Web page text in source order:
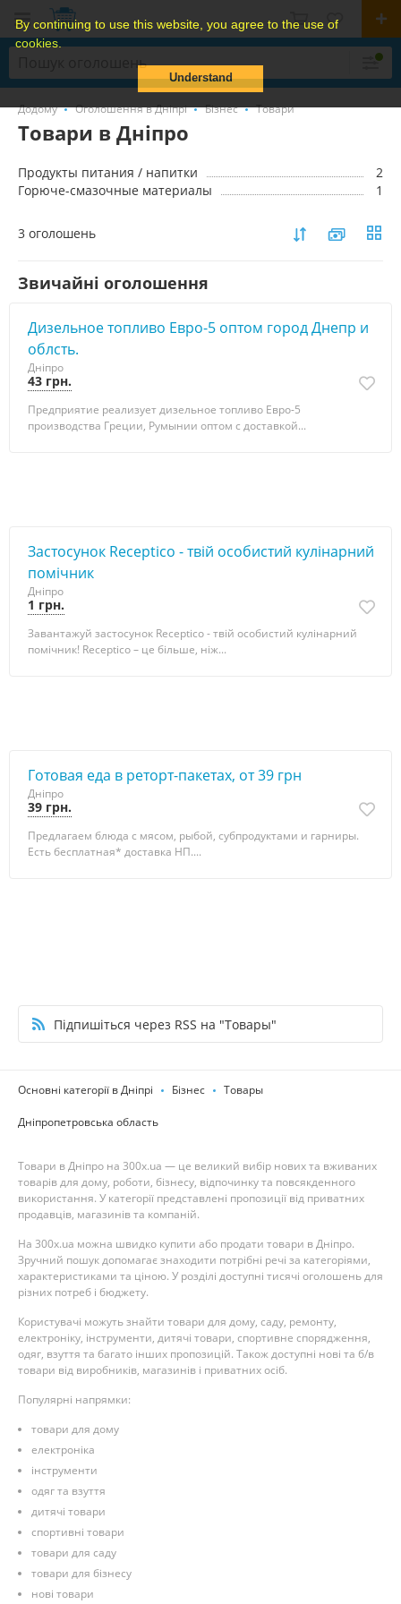
By continuing to use this website, you agree to the use of
cookies.
Understand
Додому Оголошення в Дніпрі Бізнес Товари
Товари в Дніпро
Продукты питания / напитки
2
Горюче-смазочные материалы
1
3 оголошень
Звичайні оголошення
Дизельное топливо Евро-5 оптом город Днепр и
облсть.
Дніпро
43 грн.
Предприятие реализует дизельное топливо Евро-5
производства Греции, Румынии оптом с доставкой...
Застосунок Receptico - твій особистий кулінарний
помічник
Дніпро
1 грн.
Завантажуй застосунок Receptico - твій особистий кулінарний
помічник! Receptico – це більше, ніж...
Готовая еда в реторт-пакетах, от 39 грн
Дніпро
39 грн.
Предлагаем блюда с мясом, рыбой, субпродуктами и гарниры.
Есть бесплатная* доставка НП....
Підпишіться через RSS на "Товары"
Основні категорії в Дніпрі Бізнес Товары
Дніпропетровська область
Товари в Дніпро на 300x.ua — це великий вибір нових та вживаних
товарів для дому, роботи, бізнесу, відпочинку та повсякденного
використання. У категорії представлені пропозиції від приватних
продавців, магазинів та компаній.
На 300x.ua можна швидко купити або продати товари в Дніпро.
Зручний пошук допомагає знаходити потрібні речі за категоріями,
характеристиками та ціною. У розділі доступні тисячі оголошень для
різних потреб і бюджету.
Користувачі можуть знайти товари для дому, саду, ремонту,
електроніку, інструменти, дитячі товари, спортивне спорядження,
одяг, взуття та багато інших пропозицій. Також доступні нові та б/в
товари від виробників, магазинів і приватних осіб.
Популярні напрямки:
товари для дому
електроніка
інструменти
одяг та взуття
дитячі товари
спортивні товари
товари для саду
товари для бізнесу
нові товари